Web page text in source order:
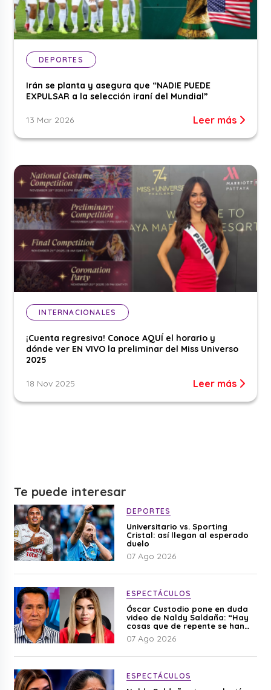
DEPORTES
Irán se planta y asegura que “NADIE PUEDE
EXPULSAR a la selección iraní del Mundial”
13 Mar 2026 Leer más
INTERNACIONALES
¡Cuenta regresiva! Conoce AQUÍ el horario y
dónde ver EN VIVO la preliminar del Miss Universo
2025
18 Nov 2025 Leer más
Te puede interesar
DEPORTES
Universitario vs. Sporting
Cristal: así llegan al esperado
duelo
07 Ago 2026
ESPECTÁCULOS
Óscar Custodio pone en duda
video de Naldy Saldaña: “Hay
cosas que de repente se han
editado”
07 Ago 2026
ESPECTÁCULOS